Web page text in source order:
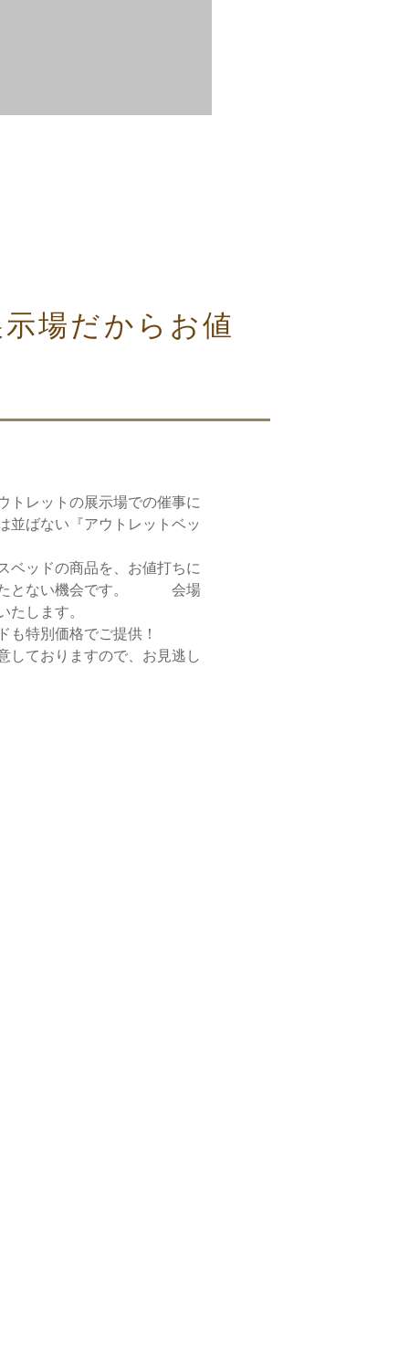
場だからお値
トレットの展示場での催事に
並ばない『アウトレットベッ
ベッドの商品を、お値打ちに
たとない機会です。 会場
たします。
も特別価格でご提供！
しておりますので、お見逃し